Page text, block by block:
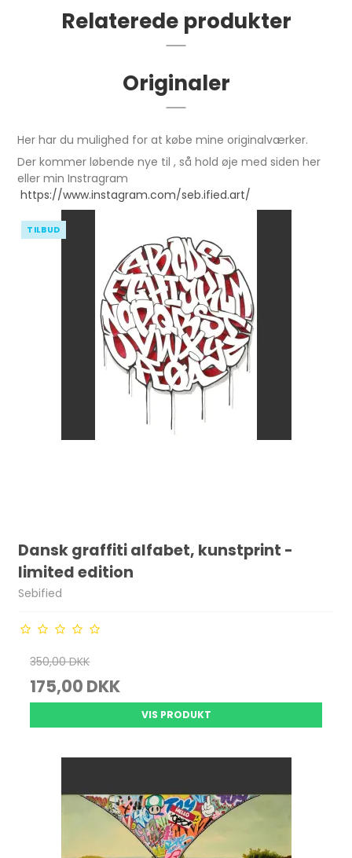
Relaterede produkter
Originaler
Her har du mulighed for at købe mine originalværker.
Der kommer løbende nye til , så hold øje med siden her
eller min Instragram
https://www.instagram.com/seb.ified.art/
TILBUD
Dansk graffiti alfabet, kunstprint -
limited edition
Sebified
350,00 DKK
175,00 DKK
VIS PRODUKT